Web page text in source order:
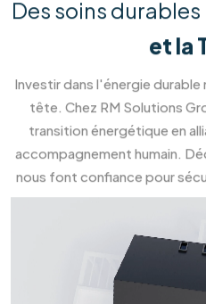
Clients